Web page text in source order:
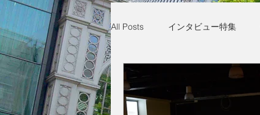
All Posts インタビュー特集
"Hello' from Tokyo 連載